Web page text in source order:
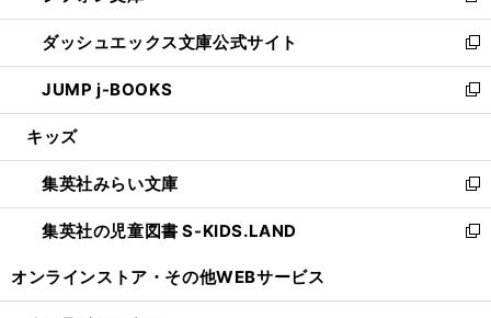
開
く
ン
ド
ウ
で
開
ウ
ィ
ン
ド
ウ
開
く
し
い
ウ
ィ
ン
ウ
で
開
く
ダッシュエックス文庫公式サイト
新
し
い
ウ
ン
ド
ウ
で
JUMP j-BOOKS
新
し
ウ
ィ
ン
ド
開
キッズ
集英社みらい文庫
新
し
い
ン
集英社の児童図書 S-KIDS.LAND
新
ウ
オンラインストア・ その他WEBサービス